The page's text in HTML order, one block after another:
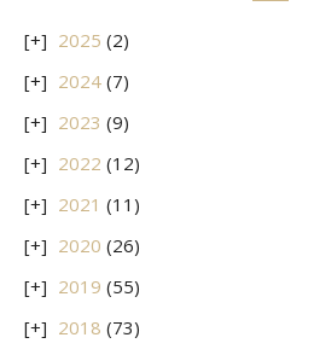
2025 (2)
2024 (7)
2023 (9)
2022 (12)
2021 (11)
2020 (26)
2019 (55)
2018 (73)